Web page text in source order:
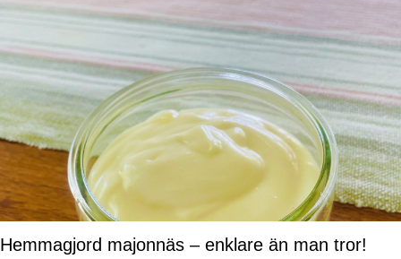
Hemmagjord majonnäs – enklare än man tror!